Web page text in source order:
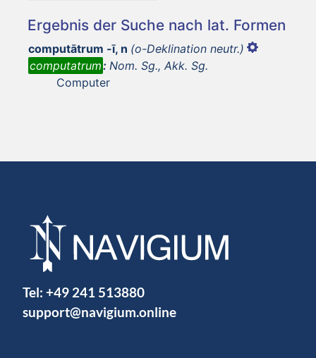
Ergebnis der Suche nach lat. Formen
computātrum -ī, n (o-Deklination neutr.)
computatrum: Nom. Sg., Akk. Sg.
Computer
Tel: +49 241 513880
support@navigium.online